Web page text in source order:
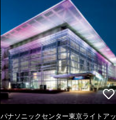
パナソニックセンター東京ライトアッ